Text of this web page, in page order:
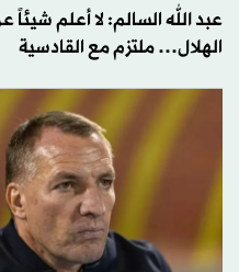
عبد الله السالم: لا أعلم
الهلال… ملتزم مع القادسية